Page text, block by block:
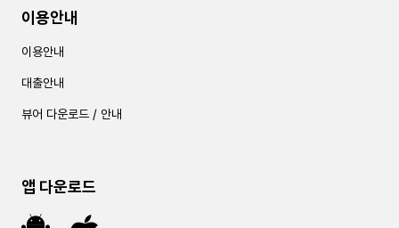
이용안내
이용안내
대출안내
뷰어 다운로드 / 안내
앱 다운로드